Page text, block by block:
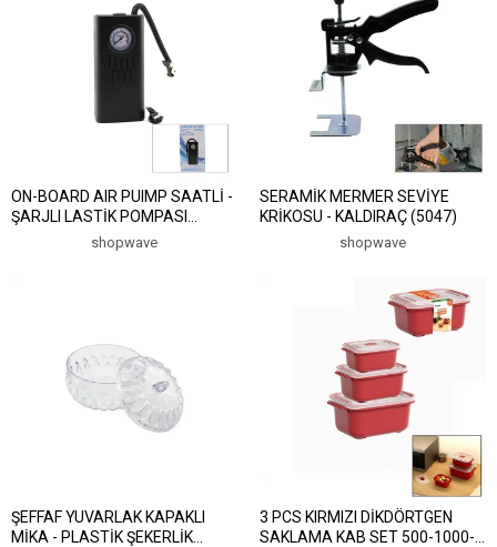
ON-BOARD AIR PUIMP SAATLİ -
ŞARJLI LASTİK POMPASI
KOMPRESÖRÜ RY-1132 (5047)
shopwave
SERAMİK MERMER SEVİYE
KRİKOSU - KALDIRAÇ (5047)
shopwave
ŞEFFAF YUVARLAK KAPAKLI
MİKA - PLASTİK ŞEKERLİK
3 PCS KIRMIZI DİKDÖRTGEN
SAKLAMA KAB SET 500-1000-